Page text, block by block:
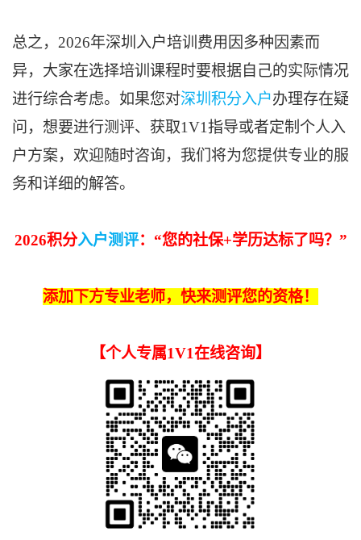
总之，2026年深圳入户培训费用因多种因素而
异，大家在选择培训课程时要根据自己的实际情况
进行综合考虑。如果您对深圳积分入户办理存在疑
问，想要进行测评、获取1V1指导或者定制个人入
户方案，欢迎随时咨询，我们将为您提供专业的服
务和详细的解答。
2026积分入户测评：“您的社保+学历达标了吗？ ”
添加下方专业老师，快来测评您的资格！
【个人专属1V1在线咨询】